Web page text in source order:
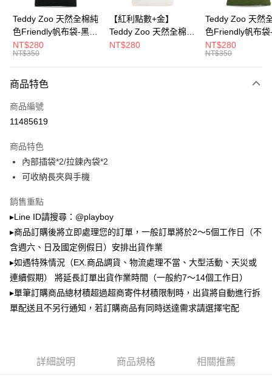
大哥付你分期
相關說明
2.付款方式選擇「大哥付你分期」，訂單成立後會自動跳轉到大哥付的交易
成交易。
3.實際核准額度、可分期數及費用金額請依後續交易確認頁面所載為準。
消。如遇「轉專審核」未通過狀況，表示未達大哥付你分期系統評分，恕無
法說明評估內容。
【繳款方式說明】
1.分期款項不併入電信帳單，「大哥付你分期」於每月結算日後寄送繳費提
帳／街口支付／iPASS MONEY」等通路繳費。
【注意事項】
1.本服務係由「台灣大哥大股份有限公司」（以下簡稱本公司）所提供，讓
用戶於交易時，得透過本服務購買商品或服務，並由商店將買賣／分期付款
買賣價金債權讓與本公司後，依約使用本公司帳單繳交帳款。
2.基於同意付款使用「大哥付你分期」之契約關係目的，商店將以您的個人
資料（包含姓名、電話或地址）提供予台灣大哥大進項蒐集、處理及利用，
由本公司與您本人進行分期帳單所需資料之確認、核對及更正。
3.完整用戶服務條款，請詳閱以下連結：https://oppay.tw/userRule
運送方式
全家取貨付款
付款後全家取貨
每筆NT$100，滿NT$700(含以上)免運費
萊爾富取貨付款
每筆NT$100，滿NT$900(含以上)免運費
付款後萊爾富取貨
7-11取貨付款
每筆NT$100，滿NT$900(含以上)免運費
Teddy Zoo 天然全棉純
色Friendly帆布袋-黑色
(TZB107)
NT$280
NT$350
【紅利點數+金】
Teddy Zoo 天然全棉純
色Friendly帆布袋-白色
NT$280
Teddy Zoo 天然
色Friendly帆布袋
色(TZB107)
NT$280
NT$350
商品特色
商品編號
11485619
商品特色
內部插袋*2/拉鍊內袋*2
可收納長夾與手機
銷售重點
▸Line ID請搜尋：@playboy
▸商品訂購後將立即處理您的訂單，一般訂單將於2～5個工作日（不
含週六、日及國定例假日）安排出貨作業
▸如遇特殊情況（EX.商品調貨、物流處理不當、大型活動、天災或
連續假期） 將延長訂單出貨作業時間（一般約7～14個工作日）
▸單筆訂購商品總材積超過超商寄件材積限制時，出貨將自動進行拆
單配送且不另行通知，若訂購商品有同時送達需求請選擇宅配
詳細說明 商品規格 相關推薦